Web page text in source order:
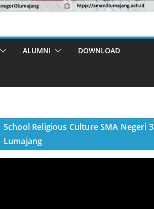
ALUMNI DOWNLOAD
School Religious Culture SMA Negeri 3
Lumajang